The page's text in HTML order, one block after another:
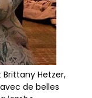
Hetzer,
de belles